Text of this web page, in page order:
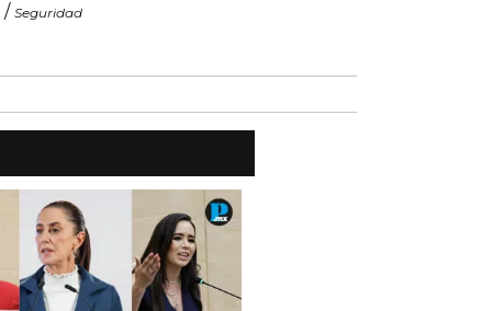
/ Seguridad